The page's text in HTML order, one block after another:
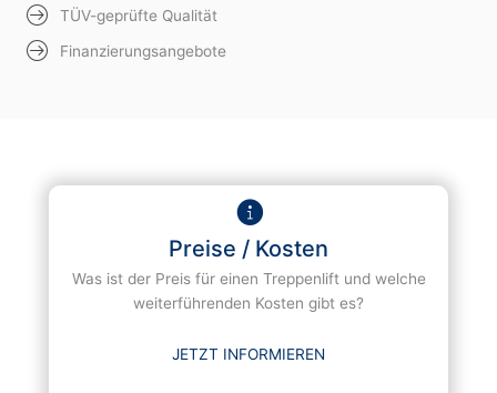
TÜV-geprüfte Qualität
Finanzierungsangebote
Preise / Kosten
Was ist der Preis für einen Treppenlift und welche
weiterführenden Kosten gibt es?
JETZT INFORMIEREN